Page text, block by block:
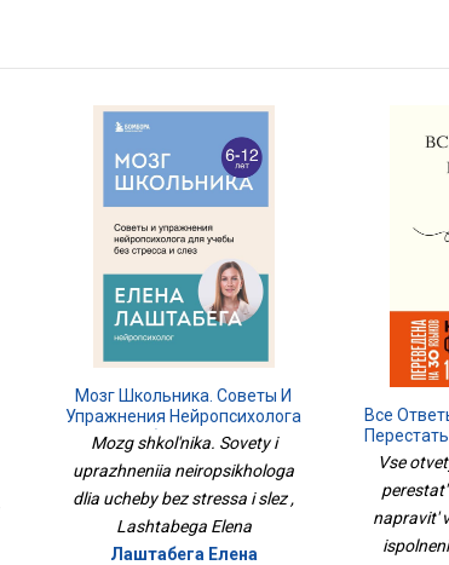
Мозг Школьника. Советы И
Упражнения Нейропсихолога
Для Учебы Без Стресса И
Mozg shkol'nika. Sovety i
uprazhneniia neiropsikhologa
dlia ucheby bez stressa i slez ,
Lashtabega Elena
Лаштабега Елена
Все
И
Силу
Vse
napravit'